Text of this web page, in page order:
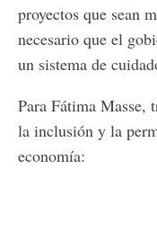
proyectos que sean
necesario que el
un sistema de
Para Fátima Masse,
la inclusión y la
economía: